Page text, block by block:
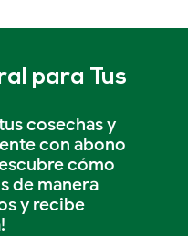
para Tus
cosechas y
con abono
cómo
de manera
y recibe